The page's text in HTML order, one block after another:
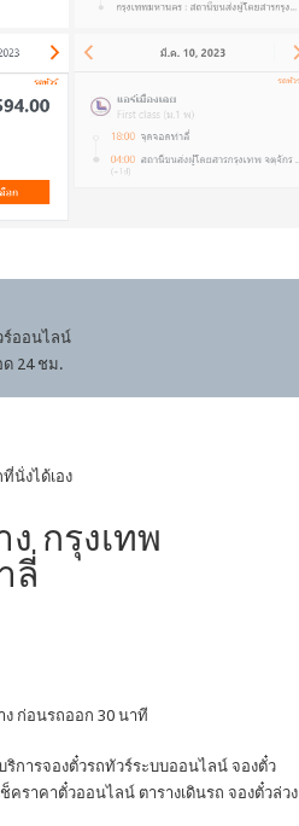
ร์ออนไลน์
ด 24 ชม.
นั่งได้เอง
กรุงเทพ
ลี่
ง ก่อนรถออก 30 นาที
การจองตั๋วรถทัวร์ระบบออนไลน์ จองตั๋ว
คราคาตั๋วออนไลน์ ตารางเดินรถ จองตั๋วล่วง